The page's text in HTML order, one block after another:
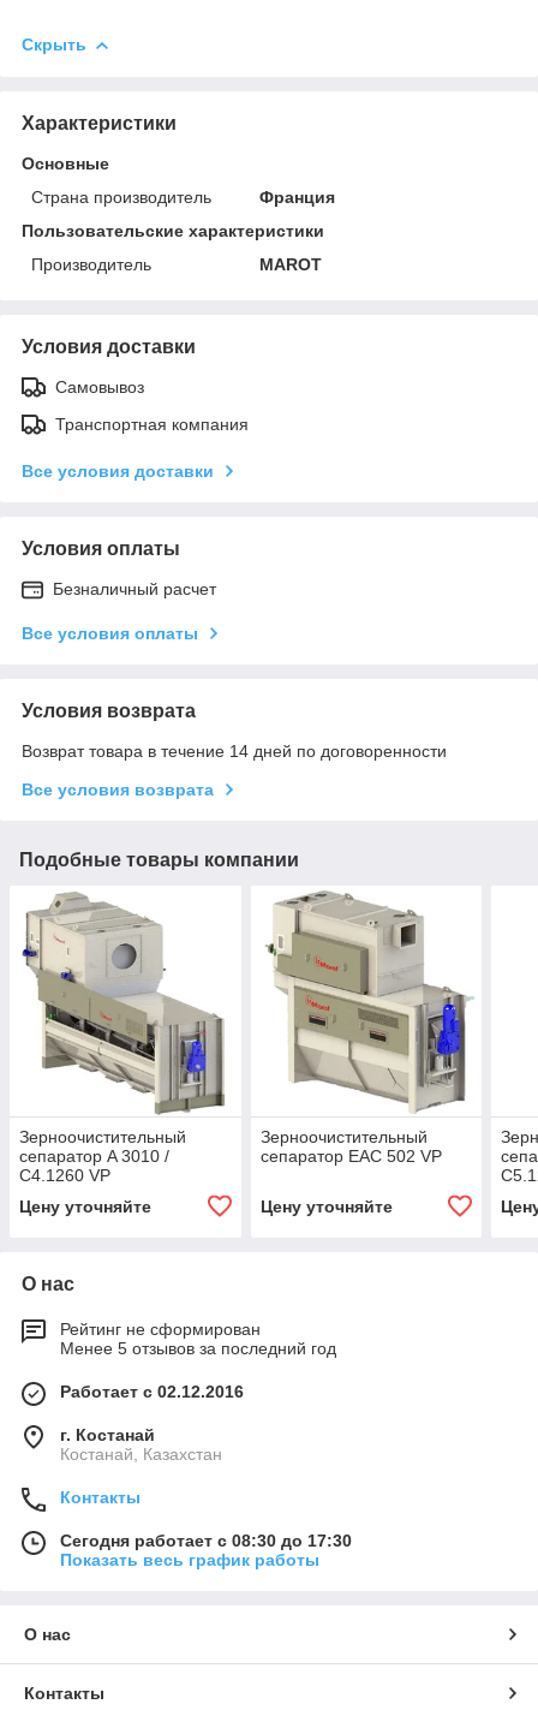
Скрыть
Характеристики
Основные
Страна производитель
Франция
Пользовательские характеристики
Производитель
MAROT
Условия доставки
Самовывоз
Транспортная компания
Все условия доставки
Условия оплаты
Безналичный расчет
Все условия оплаты
Условия возврата
Возврат товара в течение 14 дней по договоренности
Все условия возврата
Подобные товары компании
Зерноочистительный
сепаратор A 3010 /
C4.1260 VP
Цену уточняйте
Зерноочистительный
сепаратор EAC 502 VP
Цену уточняйте
О нас
Рейтинг не сформирован
Менее 5 отзывов за последний год
Работает с 02.12.2016
г. Костанай
Костанай, Казахстан
Контакты
Сегодня работает с 08:30 до 17:30
Показать весь график работы
О нас
Контакты